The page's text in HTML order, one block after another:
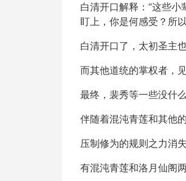
白清开口解释：“这些
盯上，你是何感受？所
白清开口了，太初圣主
而其他道统的掌权者，
最终，裴秀等一些没什
伴随着混沌青莲和其他
压制修为的规则之力消
有混沌青莲和洛月仙阁